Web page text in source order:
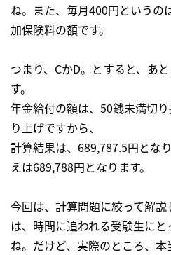
ね。また、毎月400円というの
加保険料の額です。
つまり、CかD。とすると、あ
す。
年金給付の額は、50銭未満切
り上げですから、
計算結果は、689,787.5円とな
えは689,788円となります。
今回は、計算問題に絞って解
は、時間に追われる受験生に
ね。だけど、実際のところ、